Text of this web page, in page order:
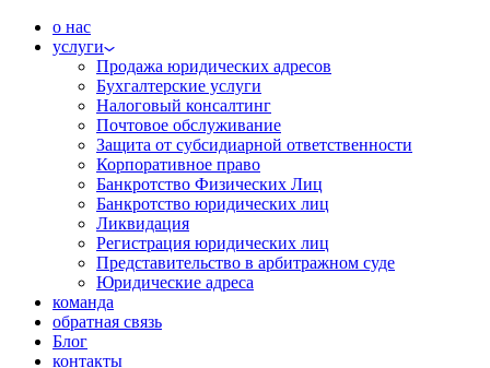
о нас
услуги
Продажа юридических адресов
Бухгалтерские услуги
Налоговый консалтинг
Почтовое обслуживание
Защита от субсидиарной ответственности
Корпоративное право
Банкротство Физических Лиц
Банкротство юридических лиц
Ликвидация
Регистрация юридических лиц
Представительство в арбитражном суде
Юридические адреса
команда
обратная связь
Блог
контакты